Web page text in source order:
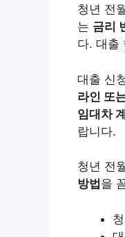
청년 전
는 금리
다. 대출
대출 신
라인 또
임대차
랍니다.
청년 전
방법 을